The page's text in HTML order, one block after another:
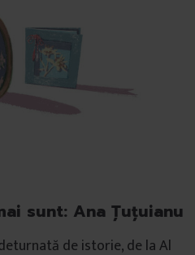
sunt: Ana Țuțuianu
de istorie, de la Al